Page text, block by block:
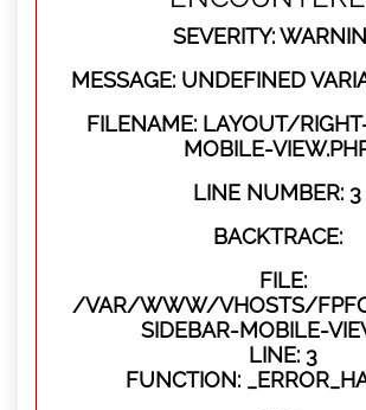
SEVERITY:
MESSAGE: UNDEFINED
FILENAME: LAYOUT/
MOBILE-
LINE NUMBER: 3
BACKTRACE:
FILE:
/VAR/WWW/VHOSTS/
SIDEBAR-MOBILE-
LINE: 3
FUNCTION: